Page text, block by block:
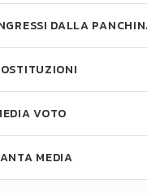
DALLA
VOTO
MEDIA